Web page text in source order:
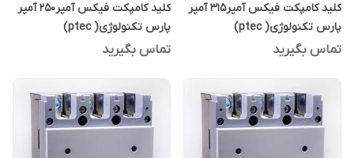
کلید کامپکت فیکس آمپر315 آمپر
پارس تکنولوژی( ptec)
تماس بگیرید
کلید کامپکت فیکس آمپر250 آمپر
پارس تکنولوژی( ptec)
تماس بگیرید